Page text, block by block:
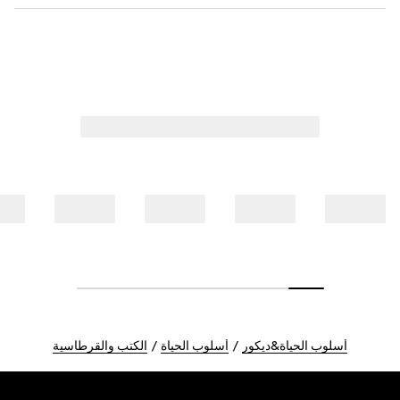
أسلوب الحياة&ديكور أسلوب الحياة الكتب والقرطاسية